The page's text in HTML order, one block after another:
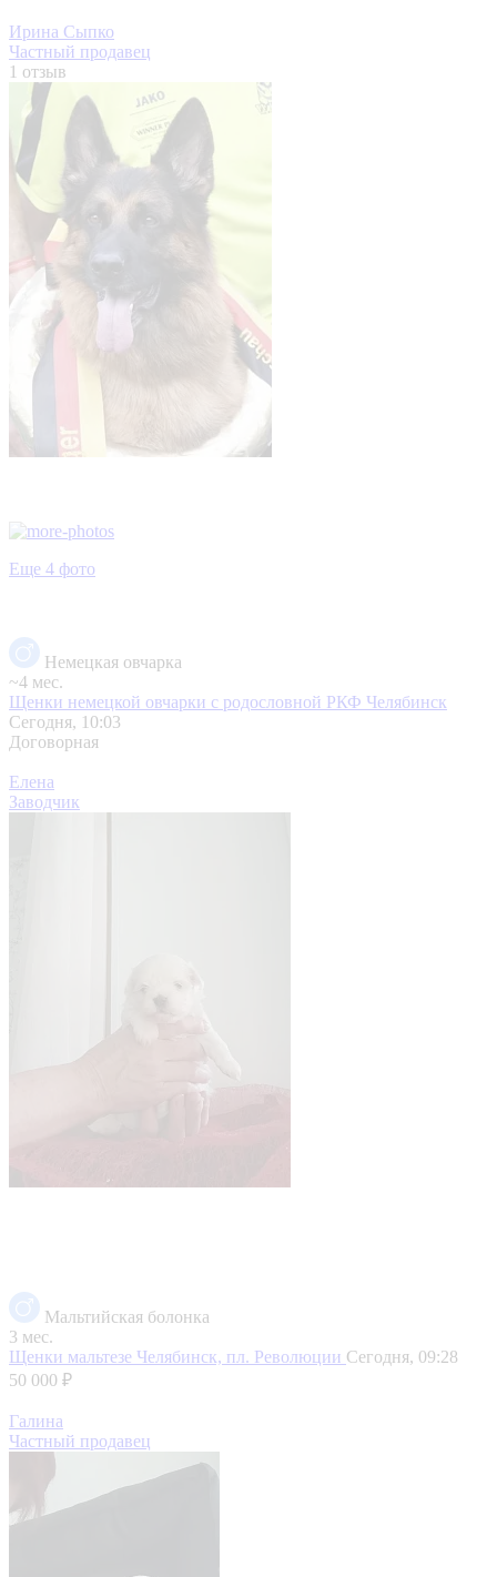
Ирина Сыпко
Частный продавец
1 отзыв
Еще 4 фото
Немецкая овчарка
~4 мес.
Щенки немецкой овчарки с родословной РКФ Челябинск
Сегодня, 10:03
Договорная
Елена
Заводчик
Мальтийская болонка
3 мес.
Щенки мальтезе Челябинск, пл. Революции Сегодня, 09:28
50 000 ₽
Галина
Частный продавец